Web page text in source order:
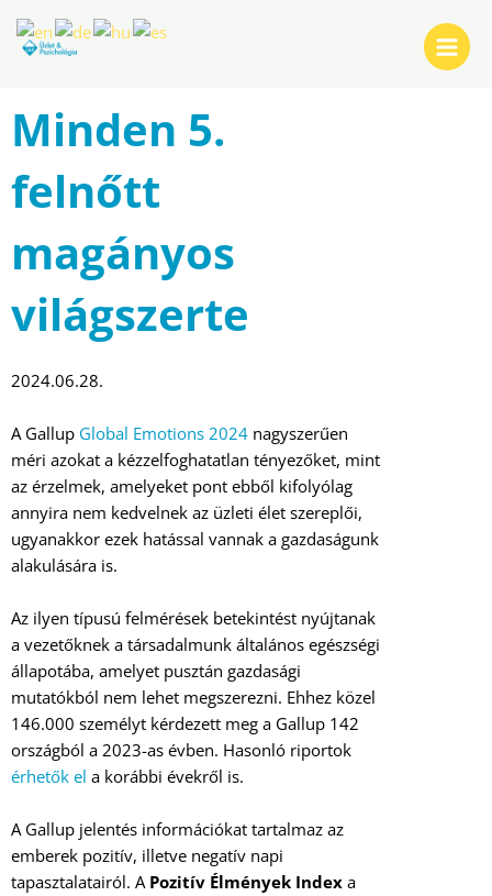
Main
Menu
Minden 5.
felnőtt
magányos
világszerte
2024.06.28.
A Gallup Global Emotions 2024 nagyszerűen
méri azokat a kézzelfoghatatlan tényezőket, mint
az érzelmek, amelyeket pont ebből kifolyólag
annyira nem kedvelnek az üzleti élet szereplői,
ugyanakkor ezek hatással vannak a gazdaságunk
alakulására is.
Az ilyen típusú felmérések betekintést nyújtanak
a vezetőknek a társadalmunk általános egészségi
állapotába, amelyet pusztán gazdasági
mutatókból nem lehet megszerezni. Ehhez közel
146.000 személyt kérdezett meg a Gallup 142
országból a 2023-as évben. Hasonló riportok
érhetők el a korábbi évekről is.
A Gallup jelentés információkat tartalmaz az
emberek pozitív, illetve negatív napi
tapasztalatairól. A Pozitív Élmények Index a
navigation